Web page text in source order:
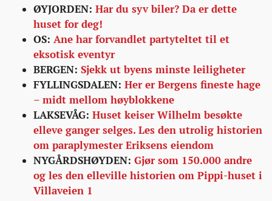
ØYJORDEN: Har du syv biler? Da er dette
huset for deg!
OS: Ane har forvandlet partyteltet til et
eksotisk eventyr
BERGEN: Sjekk ut byens minste leiligheter
FYLLINGSDALEN: Her er Bergens fineste hage
– midt mellom høyblokkene
LAKSEVÅG: Huset keiser Wilhelm besøkte
elleve ganger selges. Les den utrolig historien
om paraplymester Eriksens eiendom
NYGÅRDSHØYDEN: Gjør som 150.000 andre
og les den elleville historien om Pippi-huset i
Villaveien 1